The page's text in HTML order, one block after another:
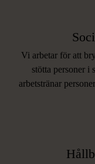
Vi arbetar för att
stötta personer i
arbetstränar